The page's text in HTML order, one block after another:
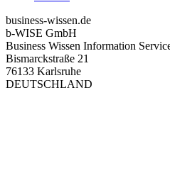
business-wissen.de
b-WISE GmbH
Business Wissen Information
Bismarckstraße 21
76133 Karlsruhe
DEUTSCHLAND